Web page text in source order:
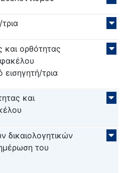
και ορθότητας
εισηγητή/τρια
και
δικαιολογητικών
του